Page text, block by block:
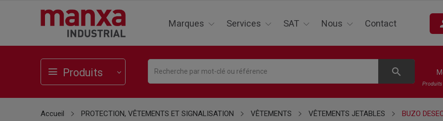
Marques Services SAT Nous Contact
Produits search
Accueil PROTECTION, VÊTEMENTS ET SIGNALISATION VÊTEMENTS VÊTEMENTS JETABLES BUZO